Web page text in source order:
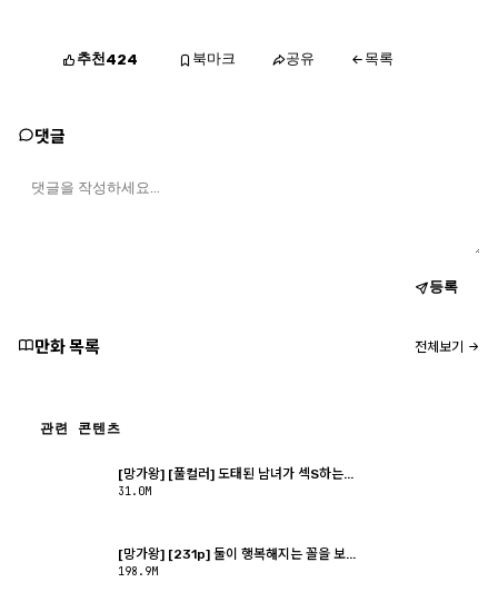
추천424 북마크 공유 목록
댓글
등록
만화 목록 전체보기
관련 콘텐츠
[망가왕] [풀컬러] 도태된 남녀가 섹S하는...
31.0M
[망가왕] [231p] 둘이 행복해지는 꼴을 보...
198.9M